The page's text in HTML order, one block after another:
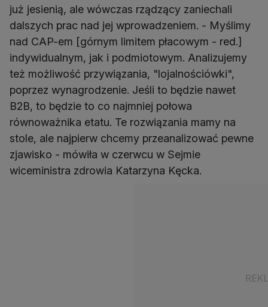
już jesienią, ale wówczas rządzący zaniechali
dalszych prac nad jej wprowadzeniem. - Myślimy
nad CAP-em [górnym limitem płacowym - red.]
indywidualnym, jak i podmiotowym. Analizujemy
też możliwość przywiązania, "lojalnościówki",
poprzez wynagrodzenie. Jeśli to będzie nawet
B2B, to będzie to co najmniej połowa
równoważnika etatu. Te rozwiązania mamy na
stole, ale najpierw chcemy przeanalizować pewne
zjawisko - mówiła w czerwcu w Sejmie
wiceministra zdrowia Katarzyna Kęcka.